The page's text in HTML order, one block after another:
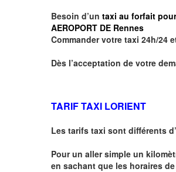
Besoin d’un taxi au forfait
AEROPORT DE Rennes
Commander votre taxi 24h/24
Dès l’acceptation de votre
TARIF TAXI LORIENT
Les tarifs taxi sont différents
Pour un aller simple un
en sachant que les horaires